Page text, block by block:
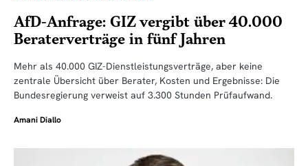
AfD-Anfrage: GIZ vergibt über 40.000
Beraterverträge in fünf Jahren
Mehr als 40.000 GIZ-Dienstleistungsverträge, aber keine
zentrale Übersicht über Berater, Kosten und Ergebnisse: Die
Bundesregierung verweist auf 3.300 Stunden Prüfaufwand.
Amani Diallo